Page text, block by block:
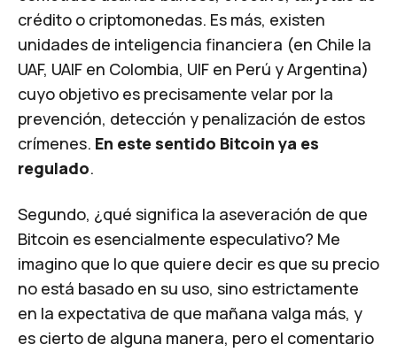
crédito o criptomonedas. Es más, existen
unidades de inteligencia financiera (en Chile la
UAF, UAIF en Colombia, UIF en Perú y Argentina)
cuyo objetivo es precisamente velar por la
prevención, detección y penalización de estos
crímenes. En este sentido Bitcoin ya es
regulado.
Segundo, ¿qué significa la aseveración de que
Bitcoin es esencialmente especulativo? Me
imagino que lo que quiere decir es que su precio
no está basado en su uso, sino estrictamente
en la expectativa de que mañana valga más, y
es cierto de alguna manera, pero el comentario